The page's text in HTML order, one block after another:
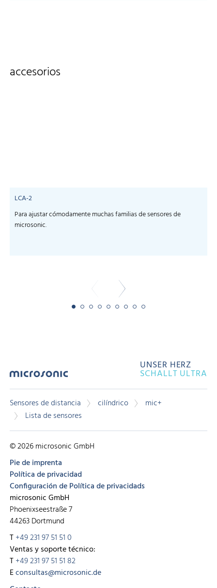
accesorios
LCA-2
Para ajustar cómodamente muchas familias de sensores de
microsonic.
UNSER HERZ
SCHALLT ULTRA
Sensores de distancia cilíndrico
mic+
Lista de sensores
© 2026 microsonic GmbH
Pie de imprenta
Política de privacidad
Configuración de Política de privacidads
microsonic GmbH
Phoenixseestraße 7
44263 Dortmund
T+49 231 97 51 51 0
Ventas y soporte técnico:
T+49 231 97 51 51 82
Econsultas@microsonic.de